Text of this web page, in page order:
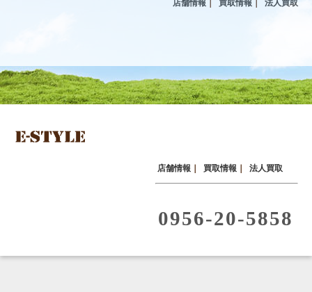
店舗情報 ｜ 買取情報 ｜ 法人買取
0956-20-5858
店舗情報 買取情報 法人買取